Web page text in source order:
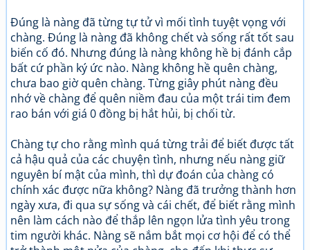
Đúng là nàng đã từng tự tử vì mối tình tuyệt vọng với
chàng. Đúng là nàng đã không chết và sống rất tốt sau
biến cố đó. Nhưng đúng là nàng không hề bị đánh cắp
bất cứ phần ký ức nào. Nàng không hề quên chàng,
chưa bao giờ quên chàng. Từng giây phút nàng đều
nhớ về chàng để quên niềm đau của một trái tim đem
rao bán với giá 0 đồng bị hắt hủi, bị chối từ.
Chàng tự cho rằng mình quá từng trải để biết được tất
cả hậu quả của các chuyện tình, nhưng nếu nàng giữ
nguyên bí mật của mình, thì dự đoán của chàng có
chính xác được nữa không? Nàng đã trưởng thành hơn
ngày xưa, đi qua sự sống và cái chết, để biết rằng mình
nên làm cách nào để thắp lên ngọn lửa tình yêu trong
tim người khác. Nàng sẽ nắm bắt mọi cơ hội để có thể